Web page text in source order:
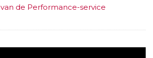
de Performance-service